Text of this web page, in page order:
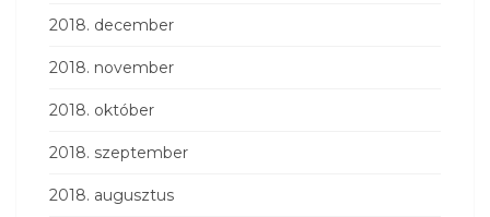
2018. december
2018. november
2018. október
2018. szeptember
2018. augusztus